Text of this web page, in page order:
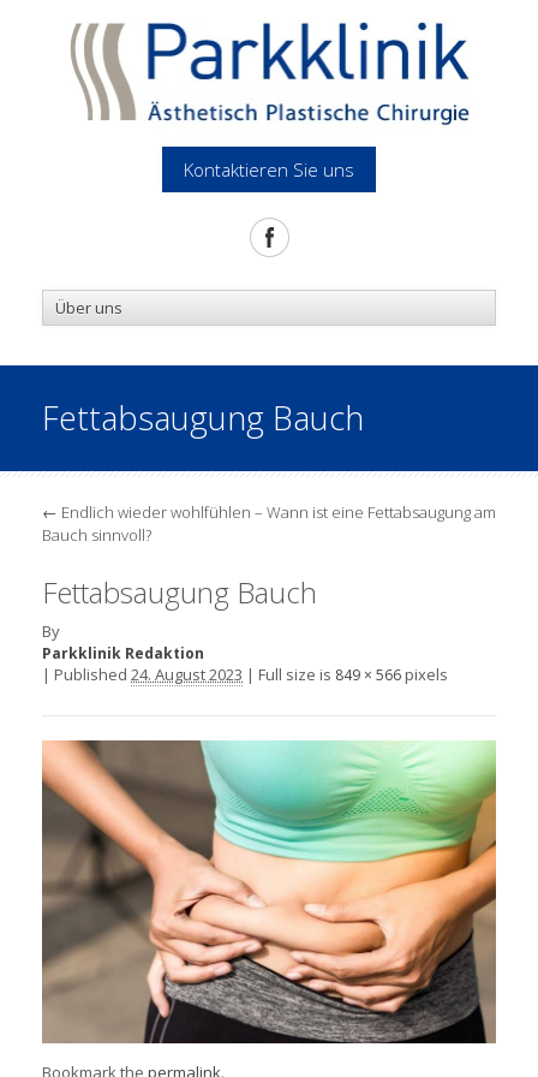
Kontaktieren Sie uns
Fettabsaugung Bauch
← Endlich wieder wohlfühlen – Wann ist eine Fettabsaugung am
Bauch sinnvoll?
Fettabsaugung Bauch
By
Parkklinik Redaktion
| Published 24. August 2023 | Full size is 849 × 566 pixels
Bookmark the permalink.